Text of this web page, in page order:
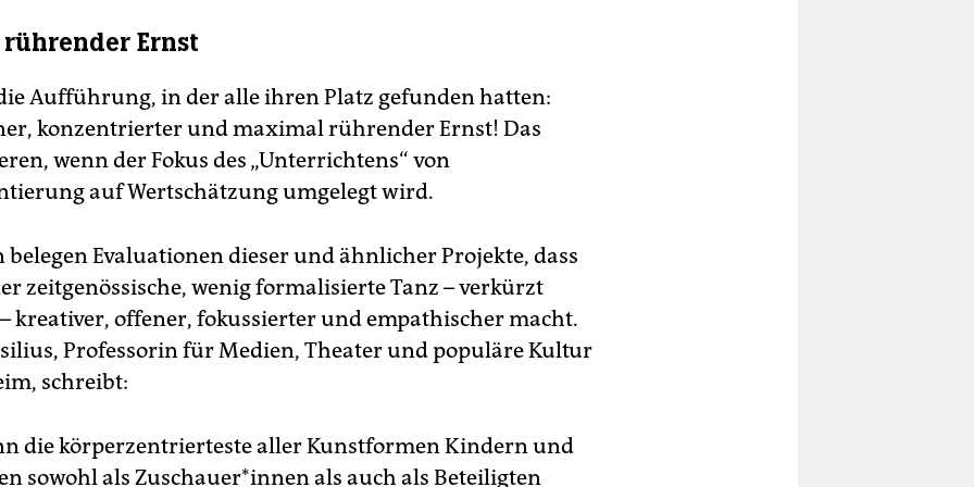
Ernst
Aufführung, in der alle ihren Platz gefunden hatten:
konzentrierter und maximal rührender Ernst! Das
wenn der Fokus des „Unterrichtens“ von
auf Wertschätzung umgelegt wird.
Evaluationen dieser und ähnlicher Projekte, dass
zeitgenössische, wenig formalisierte Tanz – verkürzt
kreativer, offener, fokussierter und empathischer macht.
Professorin für Medien, Theater und populäre Kultur
schreibt:
die körperzentrierteste aller Kunstformen Kindern und
sowohl als Zu­schaue­r*in­nen als auch als Beteiligten